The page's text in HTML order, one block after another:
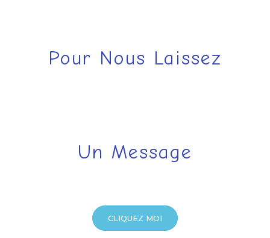
Pour Nous Laissez
Un Message
CLIQUEZ MOI